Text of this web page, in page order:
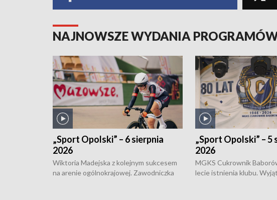
NAJNOWSZE WYDANIA
„Sport Opolski” – 6 sierpnia
2026
Wiktoria Madejska z kolejnym sukcesem
na arenie ogólnokrajowej. Zawodniczka
„Sport Opolski” – 5
2026
MGKS Cukrownik
lecie istnienia klubu.